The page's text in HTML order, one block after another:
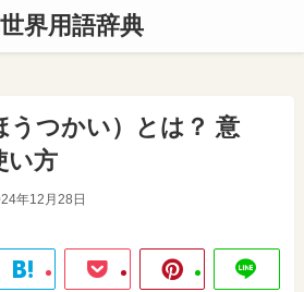
界用語辞典
うつかい）とは？ 意
い方
年12月28日